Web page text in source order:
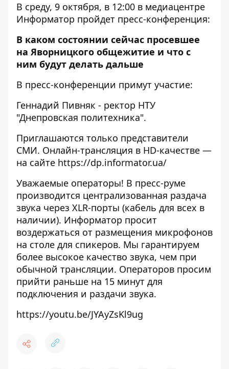
В среду, 9 октября, в 12:00 в медиацентре
Информатор пройдет пресс-конференция:
В каком состоянии сейчас просевшее
на Яворницкого общежитие и что с
ним будут делать дальше
В пресс-конференции примут участие:
Геннадий Пивняк - ректор НТУ
"Днепровская политехника".
Приглашаются только представители
СМИ. Онлайн-трансляция в HD-качестве —
на сайте https://dp.informator.ua/
Уважаемые операторы! В пресс-руме
производится централизованная раздача
звука через XLR-порты (кабель для всех в
наличии). Информатор просит
воздержаться от размещения микрофонов
на столе для спикеров. Мы гарантируем
более высокое качество звука, чем при
обычной трансляции. Операторов просим
прийти раньше на 15 минут для
подключения и раздачи звука.
https://youtu.be/JYAyZsKl9ug